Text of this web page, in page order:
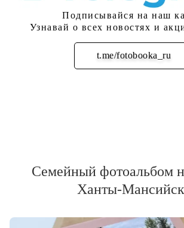
Подписывайся на наш
Узнавай о всех новостях и
t.me/fotobooka_ru
Подписаться
Семейный фотоальбом
Ханты-